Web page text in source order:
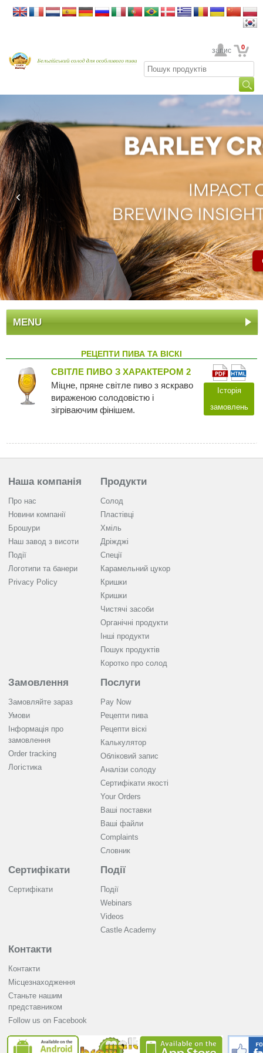
Ваш обліковий запис 0
MENU
РЕЦЕПТИ ПИВА ТА ВІСКІ
СВІТЛЕ ПИВО З ХАРАКТЕРОМ 2
Міцне, пряне світле пиво з яскраво
вираженою солодовістю і
зігріваючим фінішем.
Історія
замовлень
Наша компанія
Про нас
Новини компанії
Брошури
Наш завод з висоти
Події
Логотипи та банери
Privacy Policy
Продукти
Солод
Пластівці
Хміль
Дріжджі
Спеції
Карамельний цукор
Кришки
Кришки
Чистячі засоби
Органічні продукти
Інші продукти
Пошук продуктів
Коротко про солод
Замовлення
Замовляйте зараз
Умови
Інформація про
замовлення
Order tracking
Логістика
Послуги
Pay Now
Рецепти пива
Рецепти віскі
Калькулятор
Обліковий запис
Аналізи солоду
Cертифікати якості
Your Orders
Ваші поставки
Ваші файли
Complaints
Словник
Сертифікати
Сертифікати
Події
Події
Webinars
Videos
Castle Academy
Контакти
Контакти
Місцезнаходження
Станьте нашим
представником
Follow us on Facebook